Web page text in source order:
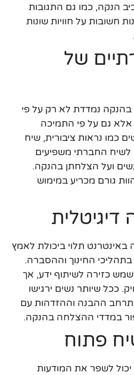
הנקה, כמו גם התגובות
חשובות על חוויות שונות
של
נמדדת לא רק על פי
אלא גם על פי התמיכה
כמו נראות ציבורית, שיח
החברתי משפיעים
ועל הצלחתן בהנקה.
גורם מכריע במימוש
תלוי ביכולת לאמץ
בתהליכי החינוך וההסברה.
כזירה לשיתוף ידע, אך
ככל שיותר נשים ירגישו
ההבנה וההזדהות עם
במדדי ההצלחה בהנקה.
פתוח
לשפר את המודעות